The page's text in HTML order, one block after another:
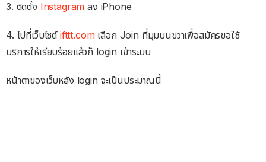
3. ติดตั้ง Instagram ลง iPhone
4. ไปที่เว็บไซต์ ifttt.comเลือก Join ที่มุมบนขวาเพื่อสมัครขอใช้
บริการให้เรียบร้อยแล้วก็ login เข้าระบบ
หน้าตาของเว็บหลัง login จะเป็นประมาณนี้